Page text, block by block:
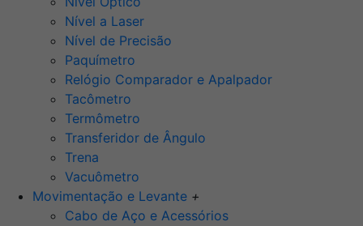
Nível a Laser
Nível de Precisão
Paquímetro
Relógio Comparador e Apalpador
Tacômetro
Termômetro
Transferidor de Ângulo
Trena
Vacuômetro
Movimentação e Levante +
Cabo de Aço e Acessórios